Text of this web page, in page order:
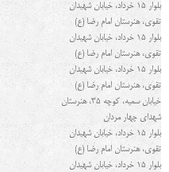
بلوار ۱۵ خرداد، خیابان شهیدان
تقوی، هنرستان امام رضا (ع)
بلوار ۱۵ خرداد، خیابان شهیدان
تقوی، هنرستان امام رضا (ع)
بلوار ۱۵ خرداد، خیابان شهیدان
تقوی، هنرستان امام رضا (ع)
خیابان سمیه، کوچه 35، هنرستان
شهدای چهار مردان
بلوار ۱۵ خرداد، خیابان شهیدان
تقوی، هنرستان امام رضا (ع)
بلوار ۱۵ خرداد، خیابان شهیدان